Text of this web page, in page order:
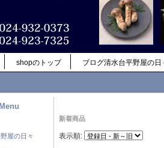
shopのトップ ブログ清水台平野屋の日
Menu
屋の日々
新着商品
表示順: